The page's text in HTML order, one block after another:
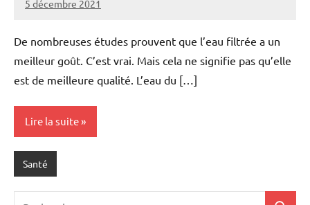
5 décembre 2021
Arisoa
Aucun
De nombreuses études prouvent que l’eau filtrée a un
meilleur goût. C’est vrai. Mais cela ne signifie pas qu’elle
est de meilleure qualité. L’eau du […]
Lire la suite
Santé